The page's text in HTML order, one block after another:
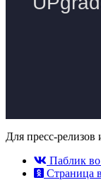
Для пресс-релизов
Паблик
Страница